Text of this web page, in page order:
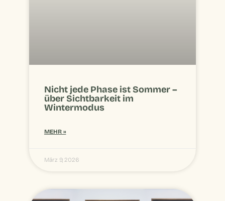
Nicht jede Phase ist Sommer –
über Sichtbarkeit im
Wintermodus
MEHR »
März 9, 2026